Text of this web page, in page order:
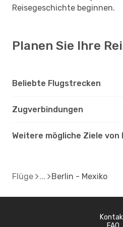
Reisegeschichte beginnen.
Planen Sie Ihre
Beliebte Flugstrecken
Zugverbindungen
Weitere mögliche Ziele von
Flüge Berlin - Mexiko